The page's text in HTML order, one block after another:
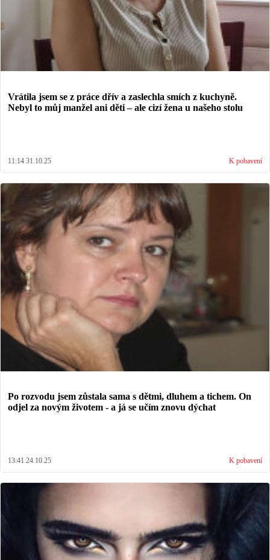
Vrátila jsem se z práce dřív a zaslechla smích z kuchyně.
Nebyl to můj manžel ani děti – ale cizí žena u našeho stolu
11:14 31.10.25 K pobavení
Po rozvodu jsem zůstala sama s dětmi, dluhem a tichem. On
odjel za novým životem - a já se učím znovu dýchat
13:41 24.10.25 K pobavení